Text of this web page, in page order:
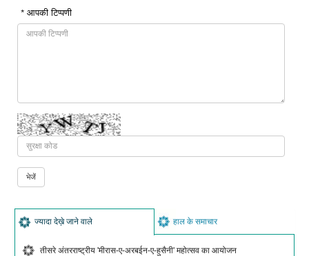
* आपकी टिप्पणी
ज्यादा देख़े जाने वाले हाल के समाचार
तीसरे अंतरराष्ट्रीय 'मीरास-ए-अरबईन-ए-हुसैनी' महोत्सव का आयोजन